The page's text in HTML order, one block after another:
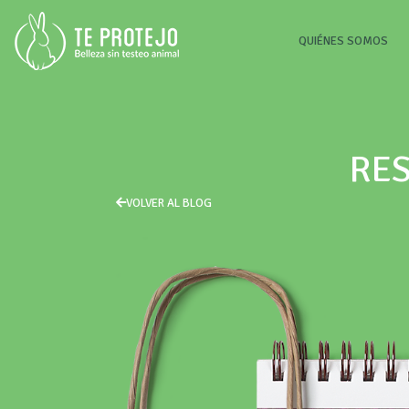
QUIÉNES SOMOS
VOLVER AL BLOG